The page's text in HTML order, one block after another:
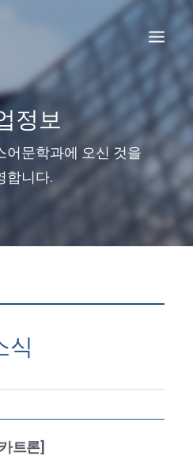
정보
어문학과에 오신 것을
합니다.
식
트론]